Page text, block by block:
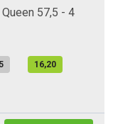
57,5 - 4
16,20